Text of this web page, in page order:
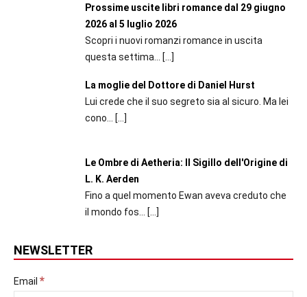
Prossime uscite libri romance dal 29 giugno
2026 al 5 luglio 2026
Scopri i nuovi romanzi romance in uscita
questa settima... […]
La moglie del Dottore di Daniel Hurst
Lui crede che il suo segreto sia al sicuro. Ma lei
cono...
[…]
Le Ombre di Aetheria: Il Sigillo dell'Origine di
L. K. Aerden
Fino a quel momento Ewan aveva creduto che
il mondo fos...
[…]
NEWSLETTER
Email *